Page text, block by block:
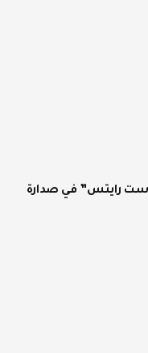
لاست رايتس” في صدارة